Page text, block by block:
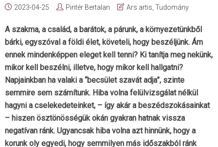
2023-04-25 Pintér Bertalan Ars artis Tudomány
A szakma, a család, a barátok, a párunk, a környezetünkből
bárki, egyszóval a földi élet, követeli, hogy beszéljünk. Ám
ennek mindenképpen eleget kell tenni? Ki tanítja meg nekünk,
mikor kell beszélni, illetve, hogy mikor kell hallgatni?
Napjainkban ha valaki a “becsület szavát adja”, szinte
semmire sem számítunk. Hiba volna felülvizsgálat nélkül
hagyni a cselekedeteinket, – így akár a beszédszokásainkat
– hiszen ösztönösségük okán gyakran hatnak vissza
negatívan ránk. Ugyancsak hiba volna azt hinnünk, hogy a
korunk oly egyedi, hogy semmilyen más időszakból ránk